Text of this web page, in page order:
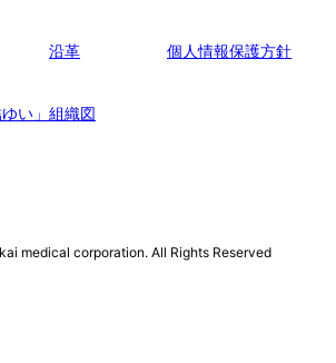
い」
沿革
組織図
個人情報保護方針
medical corporation. All Rights Reserved